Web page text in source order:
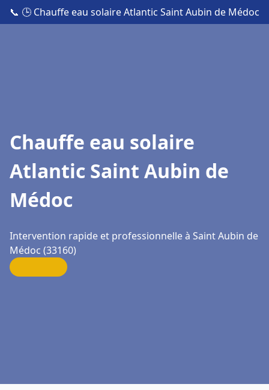
📞 🕒 Chauffe eau solaire Atlantic Saint Aubin de Médoc
Chauffe eau solaire
Atlantic Saint Aubin de
Médoc
Intervention rapide et professionnelle à Saint Aubin de
Médoc (33160)